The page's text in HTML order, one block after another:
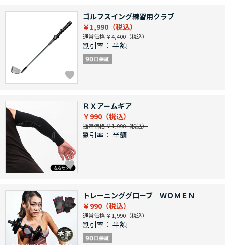
ゴルフスイング練習用クラブ
￥1,990
通常価格 ￥4,400
割引率： 半額
ＲＸアームギア
￥990
通常価格 ￥1,990
割引率： 半額
トレーニンググローブ ＷＯＭＥＮ
￥990
通常価格 ￥1,990
割引率： 半額